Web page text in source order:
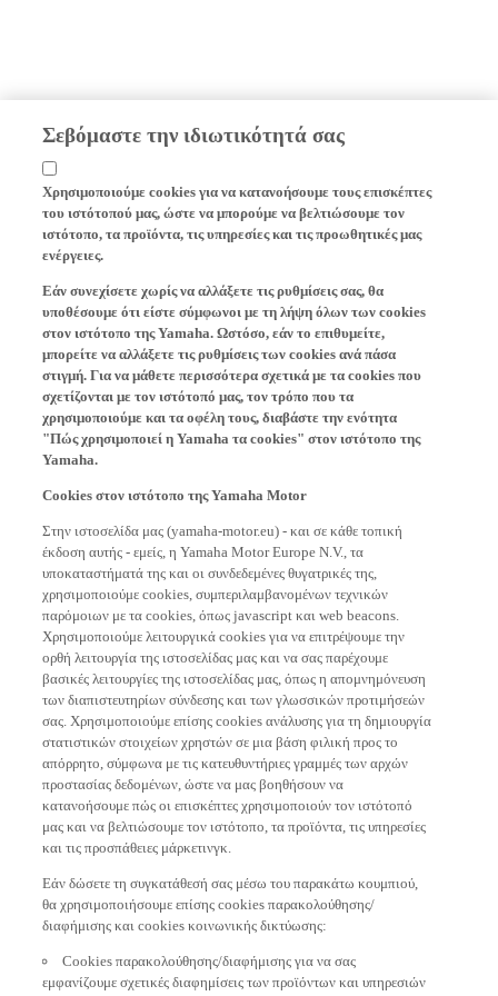
Σεβόμαστε την ιδιωτικότητά σας
Χρησιμοποιούμε cookies για να κατανοήσουμε τους επισκέπτες
του ιστότοπού μας, ώστε να μπορούμε να βελτιώσουμε τον
ιστότοπο, τα προϊόντα, τις υπηρεσίες και τις προωθητικές μας
ενέργειες.
Εάν συνεχίσετε χωρίς να αλλάξετε τις ρυθμίσεις σας, θα
υποθέσουμε ότι είστε σύμφωνοι με τη λήψη όλων των cookies
στον ιστότοπο της Yamaha. Ωστόσο, εάν το επιθυμείτε,
μπορείτε να αλλάξετε τις ρυθμίσεις των cookies ανά πάσα
στιγμή. Για να μάθετε περισσότερα σχετικά με τα cookies που
σχετίζονται με τον ιστότοπό μας, τον τρόπο που τα
χρησιμοποιούμε και τα οφέλη τους, διαβάστε την ενότητα
"Πώς χρησιμοποιεί η Yamaha τα cookies" στον ιστότοπο της
Yamaha.
Cookies στον ιστότοπο της Yamaha Motor
Στην ιστοσελίδα μας (yamaha-motor.eu) - και σε κάθε τοπική
έκδοση αυτής - εμείς, η Yamaha Motor Europe N.V., τα
υποκαταστήματά της και οι συνδεδεμένες θυγατρικές της,
χρησιμοποιούμε cookies, συμπεριλαμβανομένων τεχνικών
παρόμοιων με τα cookies, όπως javascript και web beacons.
Χρησιμοποιούμε λειτουργικά cookies για να επιτρέψουμε την
ορθή λειτουργία της ιστοσελίδας μας και να σας παρέχουμε
βασικές λειτουργίες της ιστοσελίδας μας, όπως η απομνημόνευση
των διαπιστευτηρίων σύνδεσης και των γλωσσικών προτιμήσεών
σας. Χρησιμοποιούμε επίσης cookies ανάλυσης για τη δημιουργία
στατιστικών στοιχείων χρηστών σε μια βάση φιλική προς το
απόρρητο, σύμφωνα με τις κατευθυντήριες γραμμές των αρχών
προστασίας δεδομένων, ώστε να μας βοηθήσουν να
κατανοήσουμε πώς οι επισκέπτες χρησιμοποιούν τον ιστότοπό
μας και να βελτιώσουμε τον ιστότοπο, τα προϊόντα, τις υπηρεσίες
και τις προσπάθειες μάρκετινγκ.
Εάν δώσετε τη συγκατάθεσή σας μέσω του παρακάτω κουμπιού,
θα χρησιμοποιήσουμε επίσης cookies παρακολούθησης/
διαφήμισης και cookies κοινωνικής δικτύωσης:
Cookies παρακολούθησης/διαφήμισης για να σας
εμφανίζουμε σχετικές διαφημίσεις των προϊόντων και υπηρεσιών